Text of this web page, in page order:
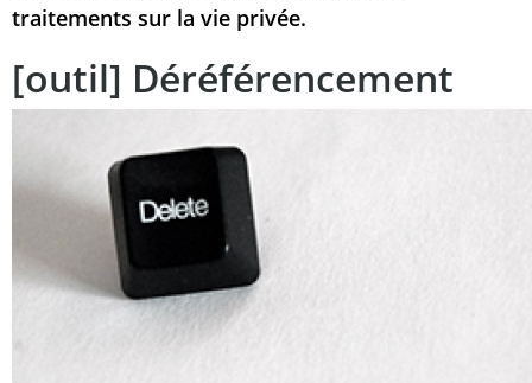
traitements sur la vie privée.
[outil] Déréférencement